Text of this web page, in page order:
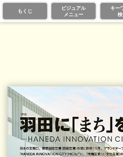
もくじ
ビジュアル
メニュー
キー